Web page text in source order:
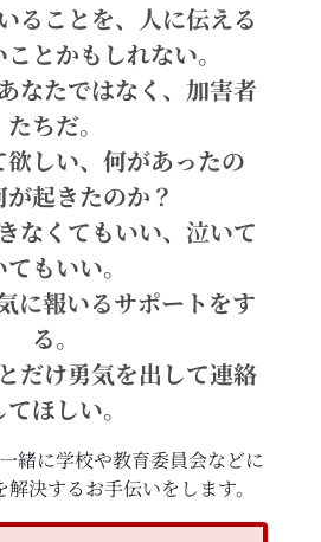
ることを、人に伝える
とかもしれない。
なたではなく、加害者
たちだ。
しい、何があったの
起きたのか？
なくてもいい、泣いて
てもいい。
に報いるサポートをす
る。
だけ勇気を出して連絡
てほしい。
緒に学校や教育委員会などに
決するお手伝いをします。